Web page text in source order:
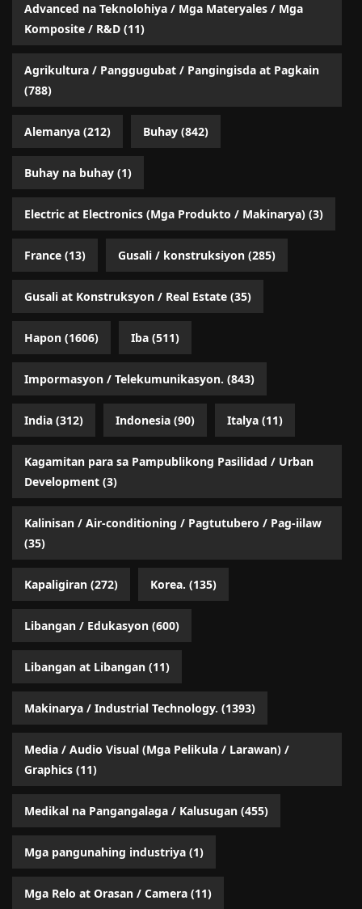
Advanced na Teknolohiya / Mga Materyales / Mga
Komposite / R&D (11)
Agrikultura / Panggugubat / Pangingisda at Pagkain
(788)
Alemanya (212) Buhay (842)
Buhay na buhay (1)
Electric at Electronics (Mga Produkto / Makinarya) (3)
France (13) Gusali / konstruksiyon (285)
Gusali at Konstruksyon / Real Estate (35)
Hapon (1606) Iba (511)
Impormasyon / Telekumunikasyon. (843)
India (312) Indonesia (90) Italya (11)
Kagamitan para sa Pampublikong Pasilidad / Urban
Development (3)
Kalinisan / Air-conditioning / Pagtutubero / Pag-iilaw
(35)
Kapaligiran (272) Korea. (135)
Libangan / Edukasyon (600)
Libangan at Libangan (11)
Makinarya / Industrial Technology. (1393)
Media / Audio Visual (Mga Pelikula / Larawan) /
Graphics (11)
Medikal na Pangangalaga / Kalusugan (455)
Mga pangunahing industriya (1)
Mga Relo at Orasan / Camera (11)